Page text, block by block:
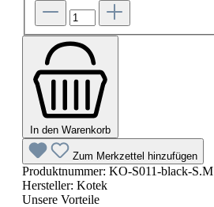
In den Warenkorb
Zum Merkzettel hinzufügen
Produktnummer: KO-S011-black-S.M
Hersteller: Kotek
Unsere Vorteile